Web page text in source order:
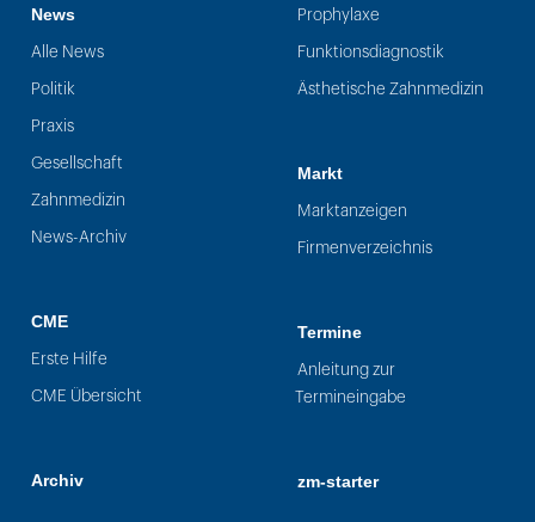
News
Alle News
Politik
Praxis
Gesellschaft
Zahnmedizin
News-Archiv
CME
Erste Hilfe
CME Übersicht
Archiv
Prophylaxe
Funktionsdiagnostik
Ästhetische Zahnmedizin
Markt
Marktanzeigen
Firmenverzeichnis
Termine
Anleitung zur
Termineingabe
zm-starter